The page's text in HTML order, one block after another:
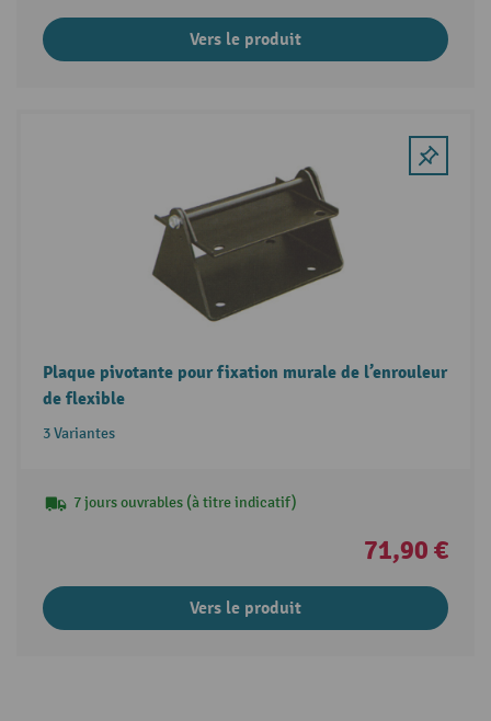
Vers le produit
Plaque pivotante pour fixation murale de l’enrouleur
de flexible
3 Variantes
7 jours ouvrables (à titre indicatif)
71,90 €
Vers le produit